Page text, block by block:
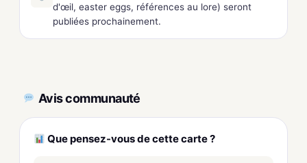
d'œil, easter eggs, références au lore) seront
publiées prochainement.
Avis communauté
Que pensez-vous de cette carte ?